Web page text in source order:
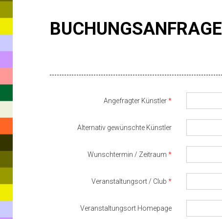
BUCHUNGSANFRAGE
Angefragter Künstler
Alternativ gewünschte Künstler
Wunschtermin / Zeitraum
Veranstaltungsort / Club
Veranstaltungsort Homepage